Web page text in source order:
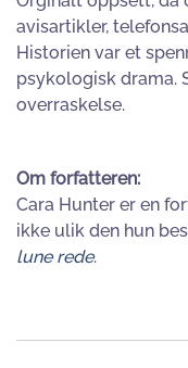
avisartikler,
Historien var et
psykologisk drama.
overraskelse.
Om forfatteren:
Cara Hunter er en
ikke ulik den hun
lune rede.